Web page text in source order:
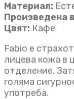
Материал:
Произведена
Цвят: Кафе
Fabio е
лицева кожа в
отделение.
голяма
употреба.